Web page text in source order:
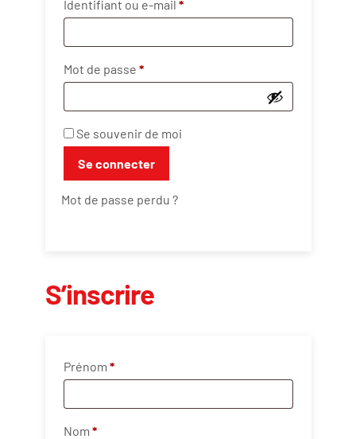
Identifiant ou e-mail *
Mot de passe *Obligatoire
Se souvenir de moi
Se connecter
Mot de passe perdu ?
S’inscrire
Prénom *
Nom *